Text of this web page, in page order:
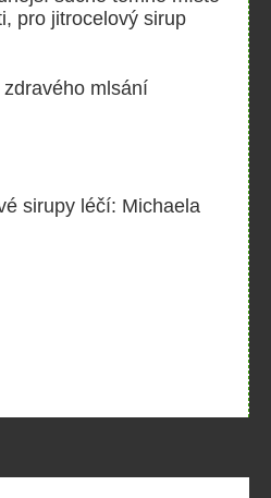
pro jitrocelový sirup
mlsání
sirupy léčí: Michaela